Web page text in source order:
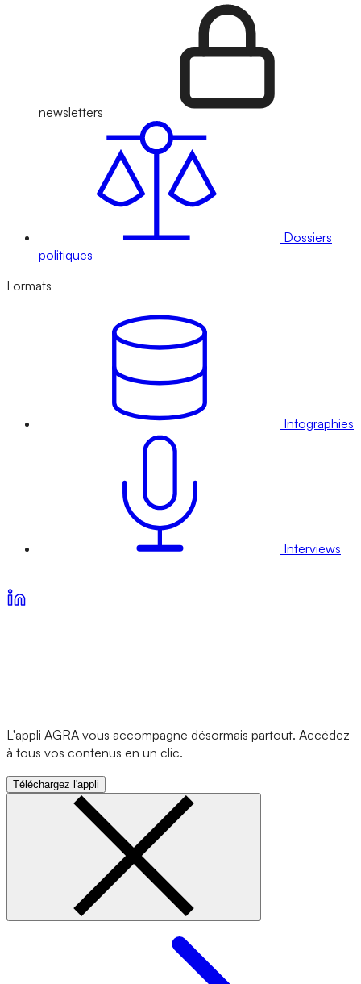
newsletters
Dossiers
politiques
Formats
Infographies
Interviews
L'appli AGRA vous accompagne désormais partout. Accédez
à tous vos contenus en un clic.
Téléchargez l'appli